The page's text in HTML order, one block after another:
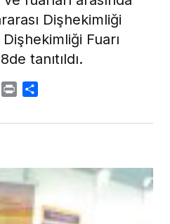
Dişhekimliği
Fuarı
tanıtıldı.
Email Print